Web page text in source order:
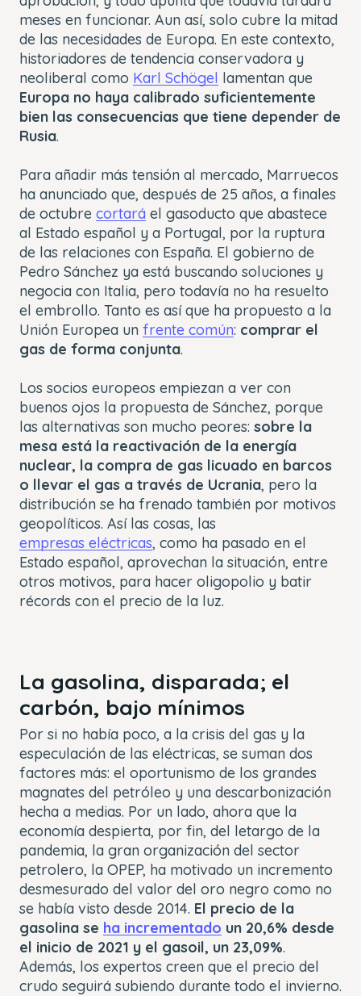
meses en funcionar. Aun así, solo cubre la mitad
de las necesidades de Europa. En este contexto,
historiadores de tendencia conservadora y
neoliberal como Karl Schögel lamentan que
Europa no haya calibrado suficientemente
bien las consecuencias que tiene depender de
Rusia.
Para añadir más tensión al mercado, Marruecos
ha anunciado que, después de 25 años, a finales
de octubre cortará el gasoducto que abastece
al Estado español y a Portugal, por la ruptura
de las relaciones con España. El gobierno de
Pedro Sánchez ya está buscando soluciones y
negocia con Italia, pero todavía no ha resuelto
el embrollo. Tanto es así que ha propuesto a la
Unión Europea un frente común: comprar el
gas de forma conjunta.
Los socios europeos empiezan a ver con
buenos ojos la propuesta de Sánchez, porque
las alternativas son mucho peores: sobre la
mesa está la reactivación de la energía
nuclear, la compra de gas licuado en barcos
o llevar el gas a través de Ucrania, pero la
distribución se ha frenado también por motivos
geopolíticos. Así las cosas, las
empresas eléctricas, como ha pasado en el
Estado español, aprovechan la situación, entre
otros motivos, para hacer oligopolio y batir
récords con el precio de la luz.
La gasolina, disparada; el
carbón, bajo mínimos
Por si no había poco, a la crisis del gas y la
especulación de las eléctricas, se suman dos
factores más: el oportunismo de los grandes
magnates del petróleo y una descarbonización
hecha a medias. Por un lado, ahora que la
economía despierta, por fin, del letargo de la
pandemia, la gran organización del sector
petrolero, la OPEP, ha motivado un incremento
desmesurado del valor del oro negro como no
se había visto desde 2014. El precio de la
gasolina se ha incrementado un 20,6% desde
el inicio de 2021 y el gasoil, un 23,09%.
Además, los expertos creen que el precio del
crudo seguirá subiendo durante todo el invierno.